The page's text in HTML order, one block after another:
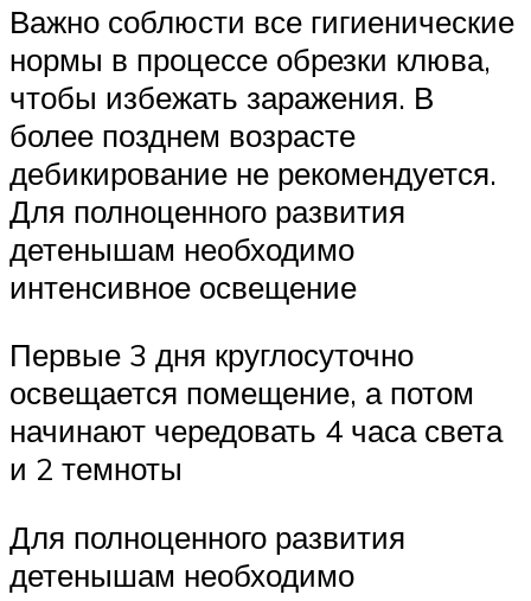
Важно соблюсти все гигиенические
нормы в процессе обрезки клюва,
чтобы избежать заражения. В
более позднем возрасте
дебикирование не рекомендуется.
Для полноценного развития
детенышам необходимо
интенсивное освещение
Первые 3 дня круглосуточно
освещается помещение, а потом
начинают чередовать 4 часа света
и 2 темноты
Для полноценного развития
детенышам необходимо